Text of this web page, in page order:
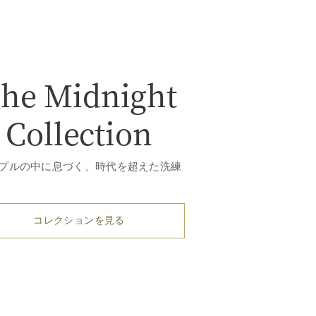
Midnight
Collection
ルの中に息づく、時代を超えた洗練
コレクションを見る